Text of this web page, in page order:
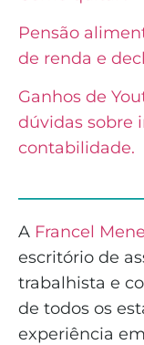
Pensão
de renda e
Ganhos de
dúvidas sobre
contabilidade.
A Francel
escritório de
trabalhista e
de todos os
experiência